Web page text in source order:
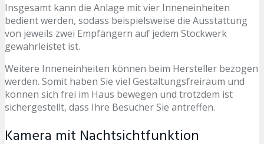
Insgesamt kann die Anlage mit vier Inneneinheiten
bedient werden, sodass beispielsweise die Ausstattung
von jeweils zwei Empfängern auf jedem Stockwerk
gewährleistet ist.
Weitere Inneneinheiten können beim Hersteller bezogen
werden. Somit haben Sie viel Gestaltungsfreiraum und
können sich frei im Haus bewegen und trotzdem ist
sichergestellt, dass Ihre Besucher Sie antreffen.
Kamera mit Nachtsichtfunktion